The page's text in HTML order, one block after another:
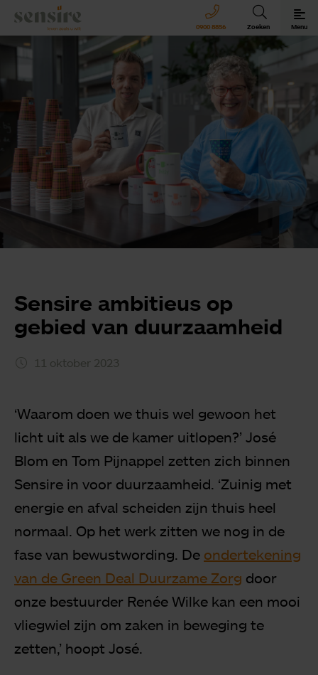
Sensire logo
0900 8856 Zoeken Menu
Sensire bij u thuis
Revalideren met Sensire
Wonen en zorg met Sensire
Meer over Sensire
Sensire ambitieus op
gebied van duurzaamheid
11 oktober 2023
‘Waarom doen we thuis wel gewoon het
licht uit als we de kamer uitlopen?’ José
Blom en Tom Pijnappel zetten zich binnen
Sensire in voor duurzaamheid. ‘Zuinig met
energie en afval scheiden zijn thuis heel
normaal. Op het werk zitten we nog in de
fase van bewustwording. De ondertekening
van de Green Deal Duurzame Zorg door
onze bestuurder Renée Wilke kan een mooi
vliegwiel zijn om zaken in beweging te
zetten,’ hoopt José.